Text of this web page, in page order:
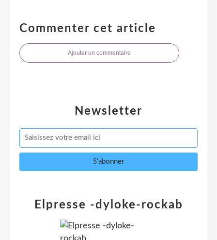
Commenter cet article
Ajouter un commentaire
Newsletter
Elpresse -dyloke-rockab